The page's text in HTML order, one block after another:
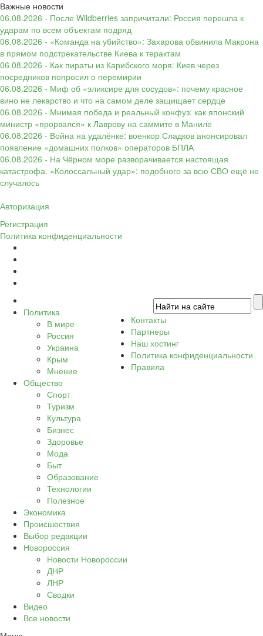
Важные новости
06.08.2026 - После Wildberries запричитали: Россия перешла к
ударам по всем объектам подряд
06.08.2026 - «Команда на убийство»: Захарова обвинила Макрона
в прямом подстрекательстве Киева к терактам
06.08.2026 - Как пираты из Карибского моря: Киев через
посредников попросил о перемирии
06.08.2026 - Миф об «эликсире для сосудов»: почему красное
вино не лекарство и что на самом деле защищает сердце
06.08.2026 - Мнимая победа и реальный конфуз: как японский
министр «прорвался» к Лаврову на саммите в Маниле
06.08.2026 - Война на удалёнке: военкор Сладков анонсировал
появление «домашних полков» операторов БПЛА
06.08.2026 - На Чёрном море разворачивается настоящая
катастрофа. «Колоссальный удар»: подобного за всю СВО ещё не
случалось
Авторизация
Регистрация
Политика конфиденциальности
Политика
В мире
Россия
Украина
Крым
Мнение
Общество
Спорт
Туризм
Культура
Бизнес
Здоровье
Мода
Быт
Образование
Технологии
Полезное
Экономика
Происшествия
Выбор редакции
Новороссия
Новости Новороссии
ДНР
ЛНР
Сводки
Видео
Все новости
Контакты
Партнеры
Наш хостинг
Политика конфиденциальности
Правила